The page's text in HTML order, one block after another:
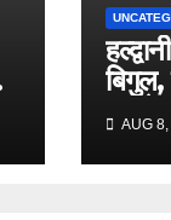
बिगुल,
AUG